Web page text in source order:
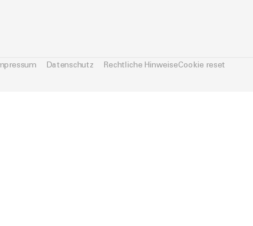
Datenschutz Rechtliche HinweiseCookie reset